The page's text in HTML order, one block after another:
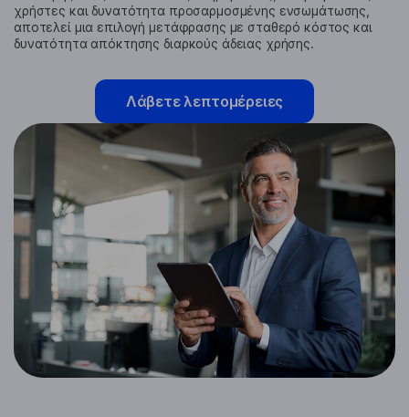
χρήστες και δυνατότητα προσαρμοσμένης ενσωμάτωσης,
αποτελεί μια επιλογή μετάφρασης με σταθερό κόστος και
δυνατότητα απόκτησης διαρκούς άδειας χρήσης.
Λάβετε λεπτομέρειες